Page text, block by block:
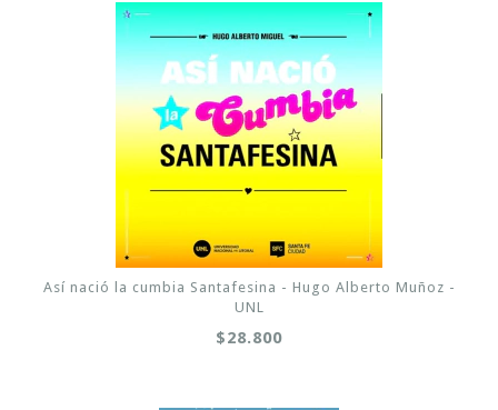
Así nació la cumbia Santafesina - Hugo Alberto Muñoz -
UNL
$28.800